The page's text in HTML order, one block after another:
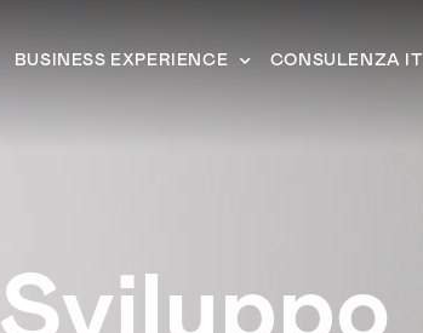
BUSINESS EXPERIENCE CONSULENZA IT
Sviluppo